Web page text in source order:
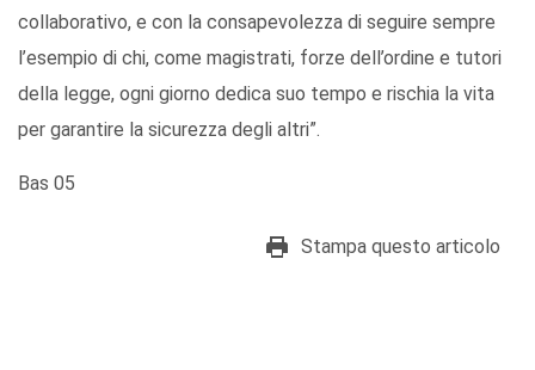
collaborativo, e con la consapevolezza di seguire sempre
l’esempio di chi, come magistrati, forze dell’ordine e tutori
della legge, ogni giorno dedica suo tempo e rischia la vita
per garantire la sicurezza degli altri”.
Bas 05
Stampa questo articolo